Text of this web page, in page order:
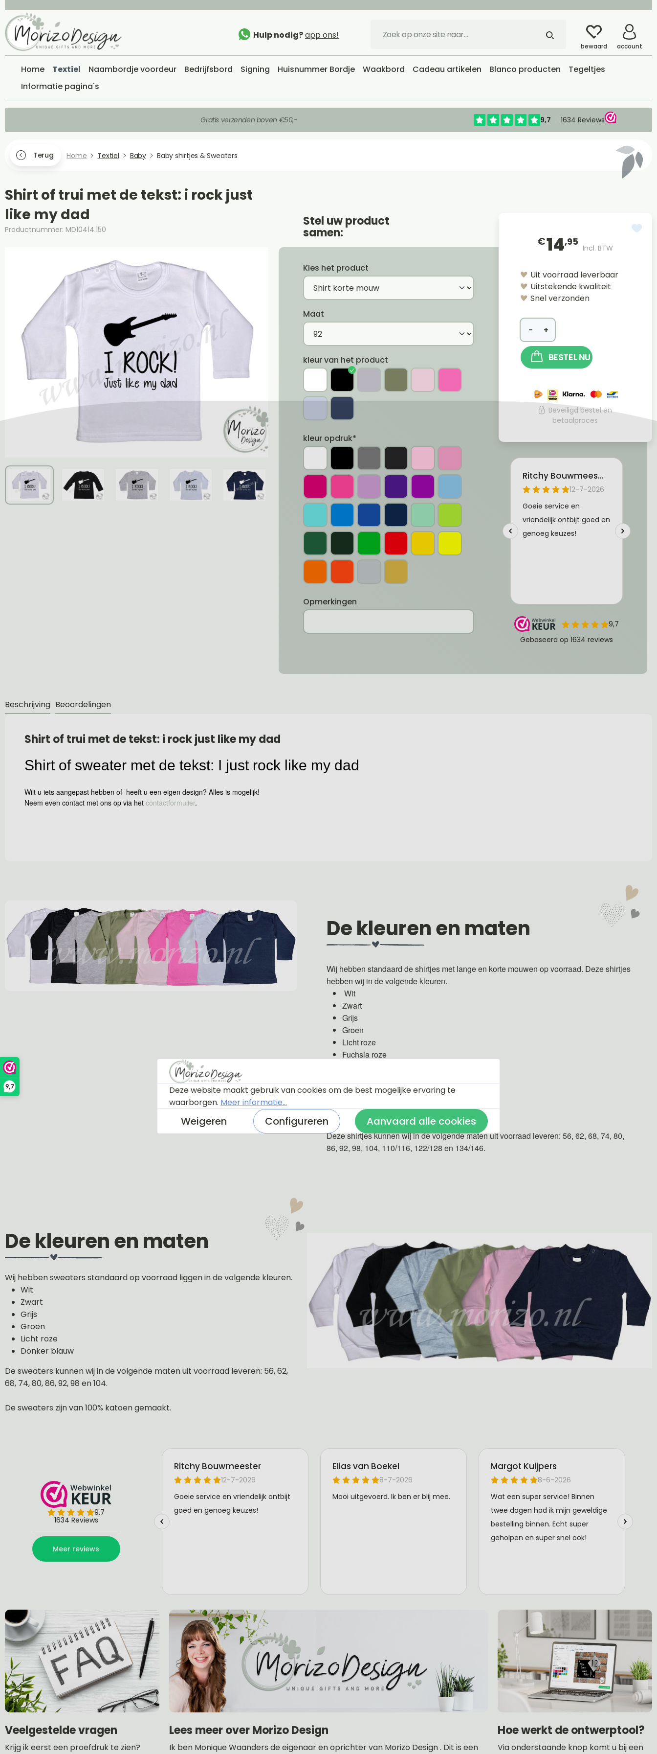
9,7
Hulp nodig?app ons!
bewaard account
Home Textiel Naambordje voordeur Bedrijfsbord Signing Huisnummer Bordje Waakbord Cadeau artikelen Blanco producten
Tegeltjes
Informatie pagina's
Gratis verzenden boven €50,-
Terug Home Textiel Baby Baby shirtjes & Sweaters
Shirt of trui met de tekst: i rock just
like my dad
Productnummer: MD10414.150
Stel uw product
samen:
Kies het product
Maat
kleur van het product
kleur opdruk*
Opmerkingen
€14,95
Incl. BTW
Uit voorraad leverbaar
Uitstekende kwaliteit
Snel verzonden
− +
BESTEL NU
Beveiligd bestel en
betaalproces
Beschrijving Beoordelingen
Shirt of trui met de tekst: i rock just like my dad
Shirt of sweater met de tekst: I just rock like my dad
Wilt u iets aangepast hebben of heeft u een eigen design? Alles is mogelijk!
Neem even contact met ons op via het contactformulier.
De kleuren en maten
Wij hebben standaard de shirtjes met lange en korte mouwen op voorraad. Deze shirtjes
hebben wij in de volgende kleuren.
Wit
Zwart
Grijs
Groen
Licht roze
Fuchsia roze
De shirtjes zijn van 100% katoen gemaakt.
Deze shirtjes kunnen wij in de volgende maten uit voorraad leveren: 56, 62, 68, 74, 80,
86, 92, 98, 104, 110/116, 122/128 en 134/146.
De kleuren en maten
Wij hebben sweaters standaard op voorraad liggen in de volgende kleuren.
Wit
Zwart
Grijs
Groen
Licht roze
Donker blauw
De sweaters kunnen wij in de volgende maten uit voorraad leveren: 56, 62,
68, 74, 80, 86, 92, 98 en 104.
De sweaters zijn van 100% katoen gemaakt.
Veelgestelde vragen
Krijg ik eerst een proefdruk te zien?
Lees meer over Morizo Design
Ik ben Monique Waanders de eigenaar en oprichter van Morizo Design . Dit is een
Hoe werkt de ontwerptool?
Via onderstaande knop komt u bij een
Deze website maakt gebruik van cookies om de best mogelijke ervaring te
waarborgen. Meer informatie...
Weigeren Configureren Aanvaard alle cookies